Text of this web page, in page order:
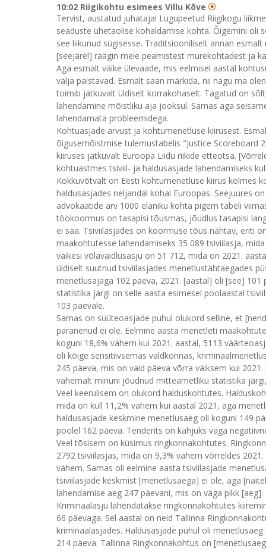
10:02 Riigikohtu esimees Villu Kõve
Tervist, austatud juhataja! Lugupeetud Riigikogu
seaduste ühetaolise kohaldamise kohta. Õigemini oli
see liikunud sügisesse. Traditsiooniliselt annan
[seejärel] räägin meie peamistest murekohtadest ja
Aga esmalt väike ülevaade, mis eelmisel aastal
välja paistavad. Esmalt saan märkida, nii nagu ma
toimib jätkuvalt üldiselt korrakohaselt. Tagatud on
lahendamine mõistliku aja jooksul. Samas aga
lahendamata probleemidega.
Kohtuasjade arvust ja kohtumenetluse kiirusest.
õigusemõistmise tulemustabelis "Justice
kiiruses jätkuvalt Euroopa Liidu riikide etteotsa.
kohtuastmes tsiviil‑ ja haldusasjade lahendamiseks
Kokkuvõtvalt on Eesti kohtumenetluse kiirus kolmes
haldusasjades neljandal kohal Euroopas. Seejuures
advokaatide arv 1000 elaniku kohta pigem tabeli
töökoormus on tasapisi tõusmas, jõudlus tasapisi
ei saa. Tsiviilasjades on koormuse tõus nähtav, eriti
maakohtutesse lahendamiseks 35 089 tsiviilasja,
väikesi võlavaidlusasju on 51 712, mida on 2021.
üldiselt suutnud tsiviilasjades menetlustähtaegades
menetlusajaga 102 päeva, 2021. [aastal] oli [see]
statistika järgi on selle aasta esimesel poolaastal
103 päevale.
Samas on süüteoasjade puhul olukord selline, et
paranenud ei ole. Eelmine aasta menetleti
koguni 18,6% vähem kui 2021. aastal, 5113
oli kõige sensitiivsemas valdkonnas,
245 päeva, mis on vaid päeva võrra väiksem kui
vähemalt minuni jõudnud mitteametliku statistika
Veel keerulisem on olukord halduskohtutes.
mida on küll 11,2% vähem kui aastal 2021, aga
haldusasjade keskmine menetlusaeg oli koguni 149
poolel 162 päeva. Tendents on kahjuks väga
Veel tõsisem on küsimus ringkonnakohtutes.
2792 tsiviilasjas, mida on 9,3% vähem võrreldes
vähem. Samas oli eelmine aasta tsiviilasjade
tsiviilasjade keskmist [menetlusaega] ei ole, aga
lahendamise aeg 247 päevani, mis on väga pikk [aeg].
Kriminaalasju lahendatakse ringkonnakohtutes
66 päevaga. Sel aastal on neid Tallinna
kriminaalasjades. Haldusasjade puhul oli
214 päeva. Tallinna Ringkonnakohtus on